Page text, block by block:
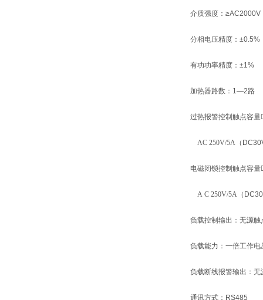
介质强度：
分相电压精度：
有功功率精度：
加热器路数： 1—2路
过热报警控制触点容量
AC 250V/5A （
电磁闭锁控制触点容量
A C 250V/5A （
负载控制输出：无源
负载能力：一倍工作
负载断线报警输出：
通讯方式： RS485